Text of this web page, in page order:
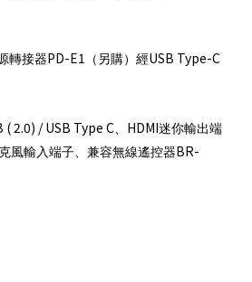
轉接器PD-E1 （另購）經USB Type-C
( 2.0) / USB Type C HDMI迷你輸出端
風輸入端子、兼容無線遙控器BR-